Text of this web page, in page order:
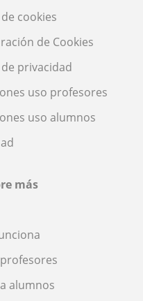
cookies
de Cookies
privacidad
uso profesores
uso alumnos
más
alumnos